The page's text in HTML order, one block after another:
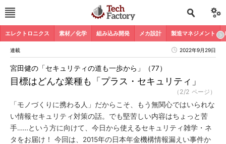
エレクトロニクス 素材／化学 組み込み開発 メカ設計 製造マネジメント
連載 2022年9月29日
目標はどんな業種も「プラス・セキュリティ」
宮田健の「セキュリティの道も一歩から」（77）
（2/2 ページ）
「モノづくりに携わる人」だからこそ、もう無関心ではいられな
い情報セキュリティ対策の話。でも堅苦しい内容はちょっと苦
手……という方に向けて、今日から使えるセキュリティ雑学・ネ
タをお届け！ 今回は、2015年の日本年金機構情報漏えい事件か